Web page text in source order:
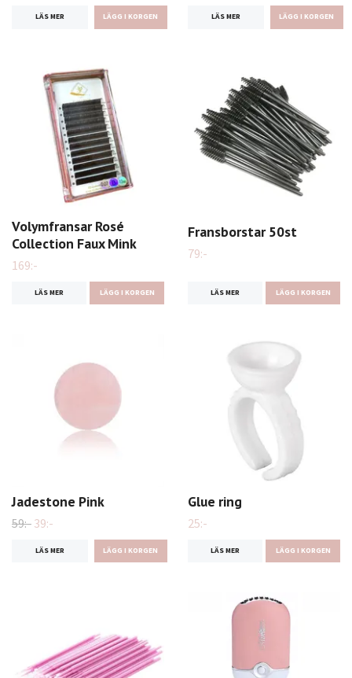
LÄS MER LÄS MER
Volymfransar Rosé
Collection Faux Mink
169:-
LÄS MER LÄGG I KORGEN
Fransborstar 50st
79:-
LÄS MER LÄGG I KORGEN
Jadestone Pink
59:- 39:-
LÄS MER
Glue ring
25:-
LÄS MER LÄGG I KORGEN